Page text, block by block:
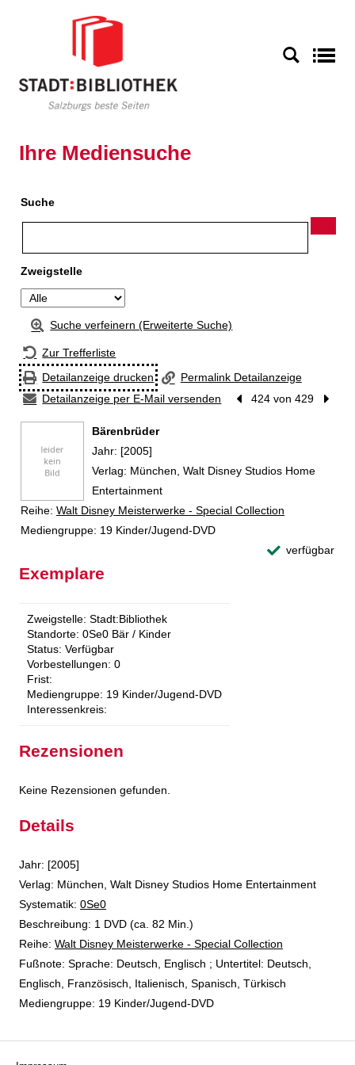
Ihre Mediensuche
Suche
Zweigstelle
Suche verfeinern (Erweiterte Suche)
Zur Trefferliste
Detailanzeige drucken
Permalink Detailanzeige
Detailanzeige per E-Mail versenden
Vorheriger Treffer
424 von 429
Bärenbrüder
Suche nach diesem Verfasser
Jahr: [2005]
Verlag: München, Walt Disney Studios Home
Entertainment
Reihe: Walt Disney Meisterwerke - Special Collection
Mediengruppe: 19 Kinder/Jugend-DVD
verfügbar
Exemplare
Zweigstelle: Stadt:Bibliothek
Standorte: 0Se0 Bär / Kinder
Status: Verfügbar
Vorbestellungen: 0
Frist:
Mediengruppe: 19 Kinder/Jugend-DVD
Interessenkreis:
Rezensionen
Keine Rezensionen gefunden.
Details
Suche nach diesem Verfasser
Jahr: [2005]
Verlag: München, Walt Disney Studios Home Entertainment
opens in new tab
Diesen Link in neuem Tab öffnen
Systematik: Suche nach dieser Systematik
0Se0
Suche nach diesem Interessenskreis
Beschreibung: 1 DVD (ca. 82 Min.)
Reihe: Walt Disney Meisterwerke - Special Collection
Suche nach dieser Beteiligten Person
Fußnote: Sprache: Deutsch, Englisch ; Untertitel: Deutsch,
Englisch, Französisch, Italienisch, Spanisch, Türkisch
Mediengruppe: 19 Kinder/Jugend-DVD